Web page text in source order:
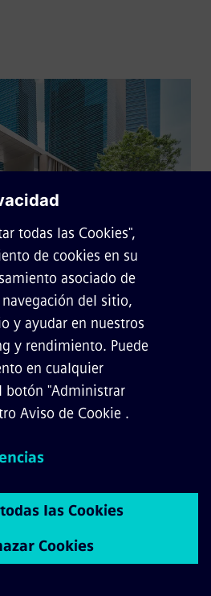
de registro
tu sector
de registrarte,
adicional
consistente en la fase de
para facilitar la
redes de transporte público
de suministro de